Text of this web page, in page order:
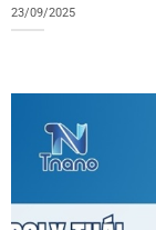
23/09/2025